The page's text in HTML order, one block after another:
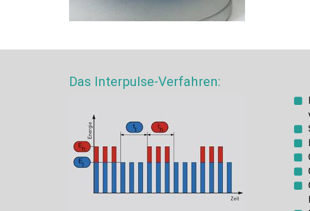
Das Interpulse-Verfahren: